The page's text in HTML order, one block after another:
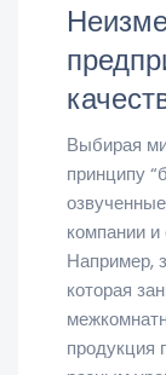
Выбирая
принципу
компании
Например,
которая
продукция